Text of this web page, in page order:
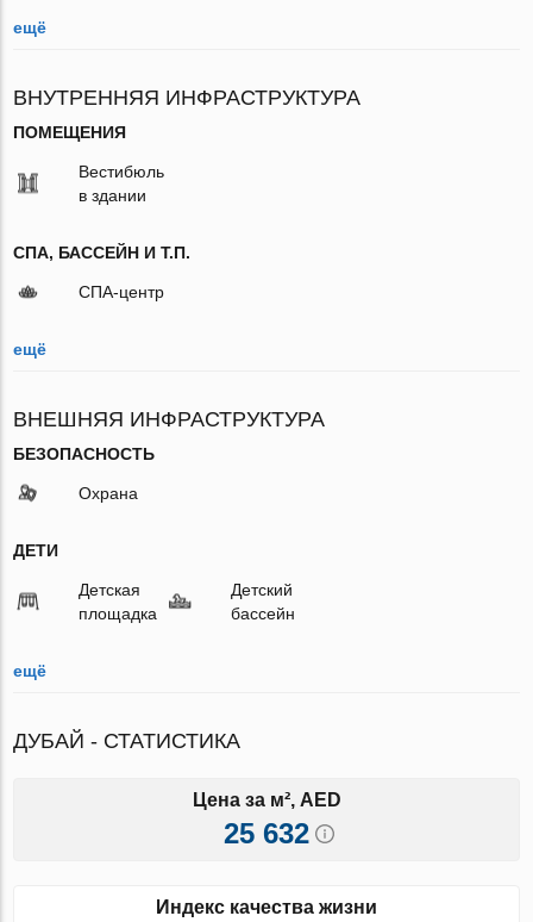
ещё
ВНУТРЕННЯЯ ИНФРАСТРУКТУРА
ПОМЕЩЕНИЯ
Вестибюль
в здании
СПА, БАССЕЙН И Т.П.
СПА-центр
ещё
ВНЕШНЯЯ ИНФРАСТРУКТУРА
БЕЗОПАСНОСТЬ
Охрана
ДЕТИ
Детская
площадка
Детский
бассейн
ещё
ДУБАЙ - СТАТИСТИКА
Цена за м², AED
25 632
Индекс качества жизни